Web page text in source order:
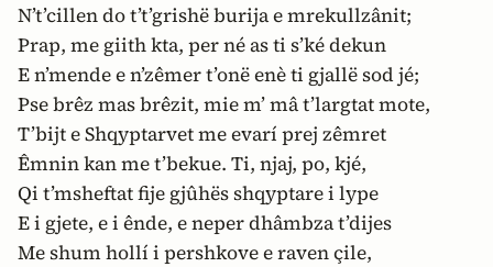
N’t’cillen do t’t’grishë burija e mrekullzânit;
Prap, me giith kta, per né as ti s’ké dekun
E n’mende e n’zêmer t’onë enè ti gjallë sod jé;
Pse brêz mas brêzit, mie m’ mâ t’largtat mote,
T’bijt e Shqyptarvet me evarí prej zêmret
Êmnin kan me t’bekue. Ti, njaj, po, kjé,
Qi t’msheftat fije gjûhës shqyptare i lype
E i gjete, e i ênde, e neper dhâmbza t’dijes
Me shum hollí i pershkove e raven çile,